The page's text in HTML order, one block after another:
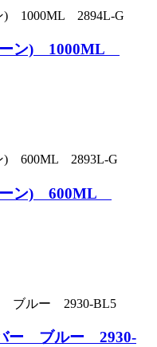
ン) 1000ML
ン) 600ML
ー ブルー 2930-